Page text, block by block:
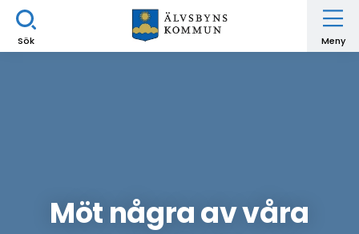
Sök Meny
Möt några av våra